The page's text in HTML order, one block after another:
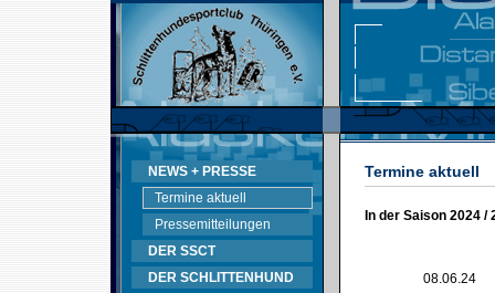
NEWS + PRESSE
Termine aktuell
Pressemitteilungen
DER SSCT
DER SCHLITTENHUND
Termine aktuell
In der Saison 2024
08.06.24